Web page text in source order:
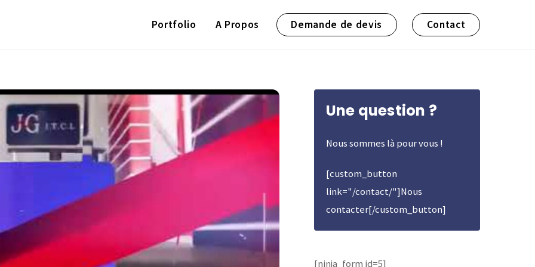
Portfolio A Propos Demande de devis Contact
Une question ?
Nous sommes là pour vous !
[custom_button
link="/contact/"]Nous
contacter[/custom_button]
[ninja_form id=5]